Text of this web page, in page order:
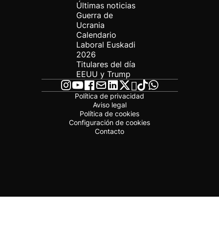
Últimas noticias
Guerra de
Ucrania
Calendario
Laboral Euskadi
2026
Titulares del día
EEUU y Trump
Política de privacidad
Aviso legal
Política de cookies
Configuración de cookies
Contacto